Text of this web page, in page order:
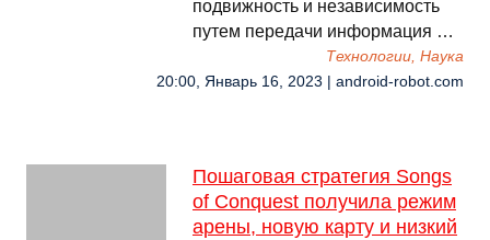
подвижность и независимость
путем передачи информация …
Технологии, Наука
20:00, Январь 16, 2023 | android-robot.com
Пошаговая стратегия Songs
of Conquest получила режим
арены, новую карту и низкий